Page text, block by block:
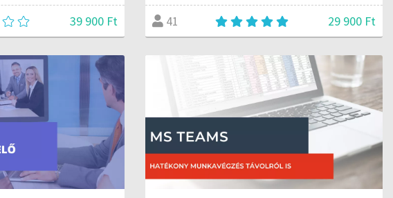
39 900 Ft 41 29 900 Ft